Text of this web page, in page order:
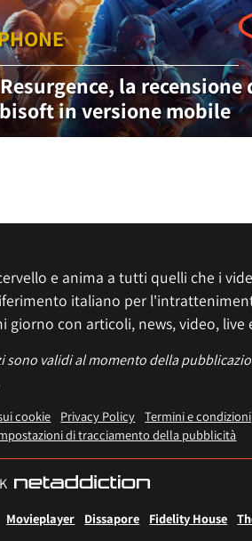
la recensione
in versione mobile
e anima a tutti quelli che i
italiano per
giorno con articoli, news, video, live
sono validi al momento della
cookie Privacy Policy Termini e condizioni
di tracciamento della pubblicità
Movieplayer Dissapore Fidelity House